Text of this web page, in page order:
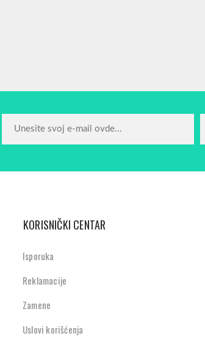
KORISNIČKI CENTAR
Isporuka
Reklamacije
Zamene
Uslovi korišćenja